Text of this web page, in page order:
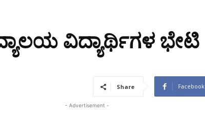
ವಿದ್ಯಾರ್ಥಿಗಳ ಭೇಟಿ
Share Facebook
- Advertisement -